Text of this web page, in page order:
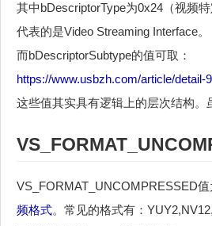
其中bDescriptorType为0x24（视频
代表的是Video Streaming Interface。
而bDescriptorSubtype的值可取：
https://www.usbzh.com/article/detail-
这些值其实具有逻辑上的层次结构。
VS_FORMAT_UNCOMPRESSED
频格式。常见的格式有：